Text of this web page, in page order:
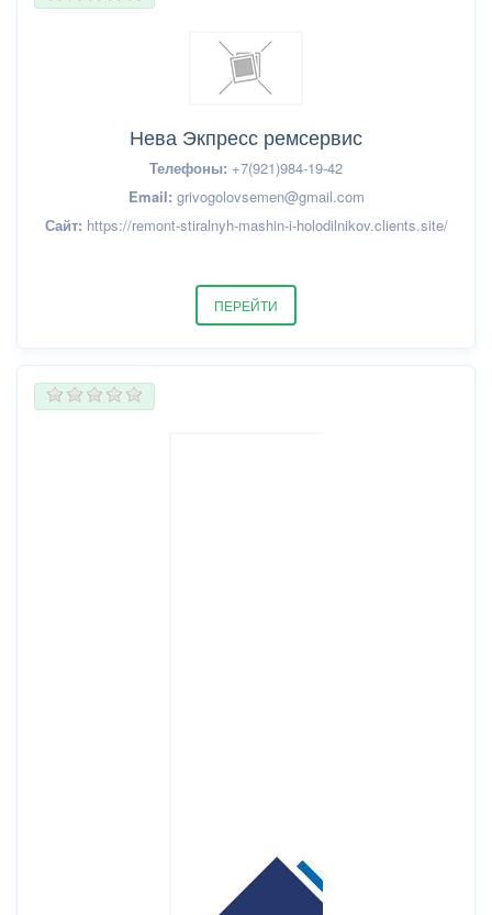
Нева Экпресс ремсервис
Телефоны: +7(921)984-19-42
Email: grivogolovsemen@gmail.com
Сайт: https://remont-stiralnyh-mashin-i-holodilnikov.clients.site/
ПЕРЕЙТИ